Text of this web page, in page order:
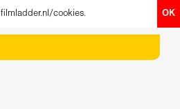
OK
filmladder.nl/cookies.